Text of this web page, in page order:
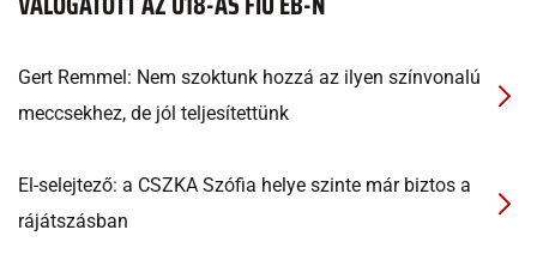
Gert Remmel: Nem szoktunk hozzá az ilyen színvonalú
meccsekhez, de jól teljesítettünk
El-selejtező: a CSZKA Szófia helye szinte már biztos a
rájátszásban